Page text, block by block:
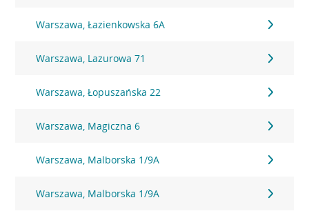
Warszawa, Łazienkowska 6A
Warszawa, Lazurowa 71
Warszawa, Łopuszańska 22
Warszawa, Magiczna 6
Warszawa, Malborska 1/9A
Warszawa, Malborska 1/9A